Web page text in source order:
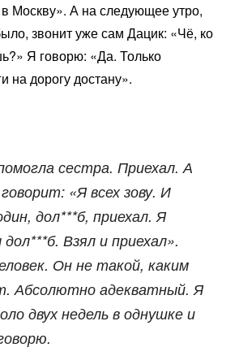
в Москву». А на следующее утро,
звонит уже сам Дацик: «Чё, ко
Я говорю: «Да. Только
на дорогу достану».
сестра. Приехал. А
«Я всех зову. И
дол***б, приехал. Я
Взял и приехал».
Он не такой, каким
Абсолютно адекватный. Я
двух недель в однушке и